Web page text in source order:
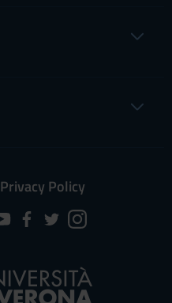
Privacy Policy